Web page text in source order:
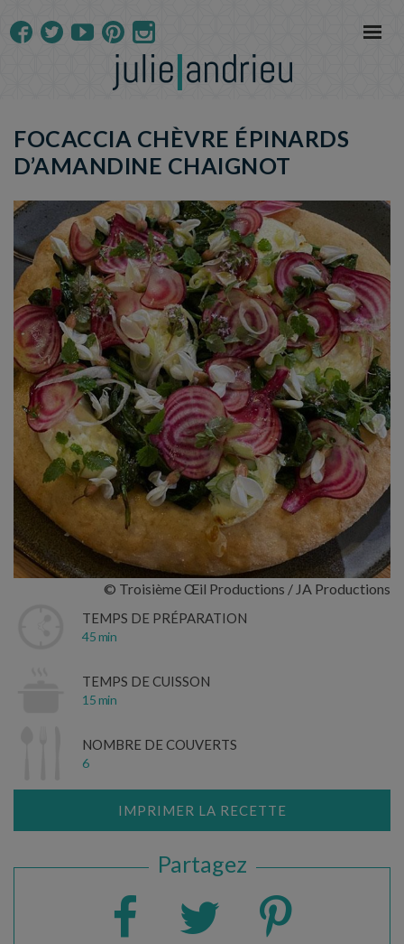
FOCACCIA CHÈVRE ÉPINARDS
D’AMANDINE CHAIGNOT
© Troisième Œil Productions / JA Productions
TEMPS DE PRÉPARATION
45 min
TEMPS DE CUISSON
15 min
NOMBRE DE COUVERTS
6
IMPRIMER LA RECETTE
Partagez